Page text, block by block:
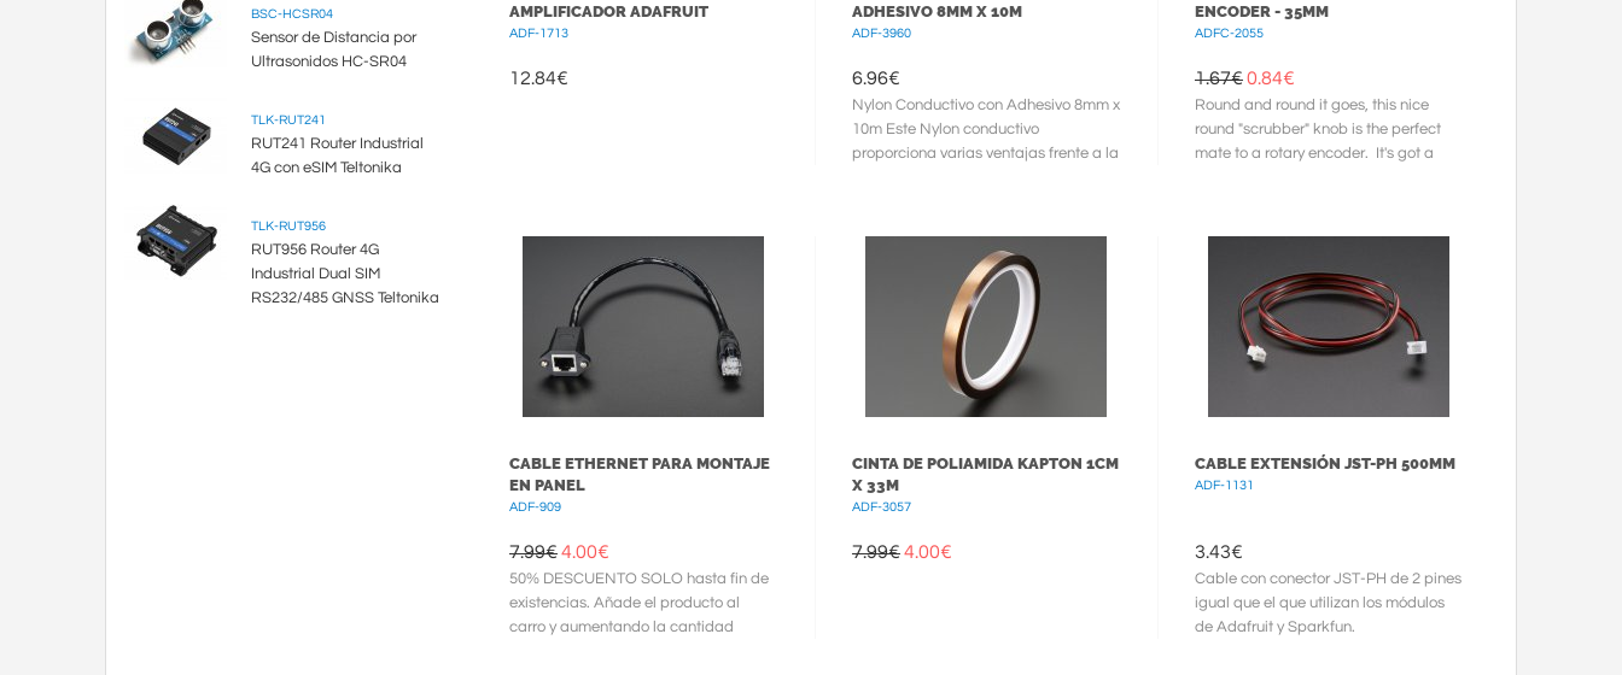
AMPLIFICADOR ADAFRUIT
ADF-1713
12.84€
ADHESIVO 8MM X 10M
ADF-3960
6.96€
Nylon Conductivo con Adhesivo 8mm x
10m Este Nylon conductivo
proporciona varias ventajas frente a la
ENCODER - 35MM
ADFC-2055
1.67€0.84€
Round and round it goes, this nice
round "scrubber" knob is the perfect
mate to a rotary encoder. It's got a
CABLE ETHERNET PARA MONTAJE
EN PANEL
ADF-909
7.99€4.00€
50% DESCUENTO SOLO hasta fin de
existencias. Añade el producto al
carro y aumentando la cantidad
CINTA DE POLIAMIDA KAPTON 1CM
X 33M
ADF-3057
7.99€4.00€
CABLE EXTENSIÓN JST-PH 500MM
ADF-1131
3.43€
Cable con conector JST-PH de 2 pines
igual que el que utilizan los módulos
de Adafruit y Sparkfun.
BSC-HCSR04
Sensor de Distancia por
Ultrasonidos HC-SR04
TLK-RUT241
RUT241 Router Industrial
4G con eSIM Teltonika
TLK-RUT956
RUT956 Router 4G
Industrial Dual SIM
RS232/485 GNSS Teltonika